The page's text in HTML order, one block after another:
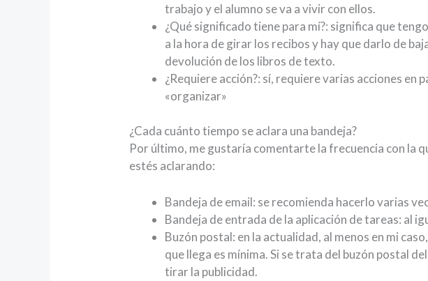
trabajo y el alumno se va a vivir con ellos.
¿Qué significado tiene para mí?: significa que
a la hora de girar los recibos y hay que darlo de
devolución de los libros de texto.
¿Requiere acción?: sí, requiere varias acciones
«organizar»
¿Cada cuánto tiempo se aclara una bandeja?
Por último, me gustaría comentarte la frecuencia con la
estés aclarando:
Bandeja de email: se recomienda hacerlo varias
Bandeja de entrada de la aplicación de tareas: al
Buzón postal: en la actualidad, al menos en mi
que llega es mínima. Si se trata del buzón postal
tirar la publicidad.